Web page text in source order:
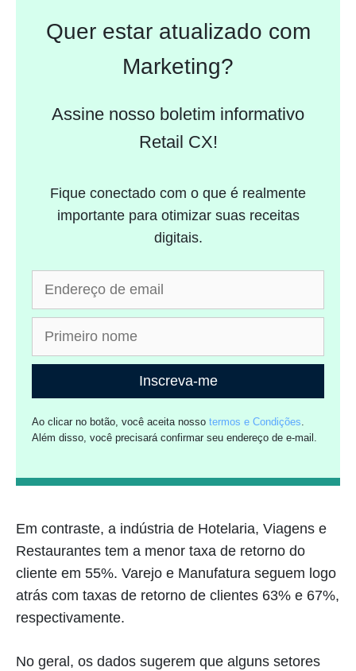
Quer estar atualizado com
Marketing?
Assine nosso boletim informativo
Retail CX!
Fique conectado com o que é realmente
importante para otimizar suas receitas
digitais.
Inscreva-me
Ao clicar no botão, você aceita nossotermos e Condições.
Além disso, você precisará confirmar seu endereço de e-mail.
Em contraste, a indústria de Hotelaria, Viagens e
Restaurantes tem a menor taxa de retorno do
cliente em 55%. Varejo e Manufatura seguem logo
atrás com taxas de retorno de clientes 63% e 67%,
respectivamente.
No geral, os dados sugerem que alguns setores